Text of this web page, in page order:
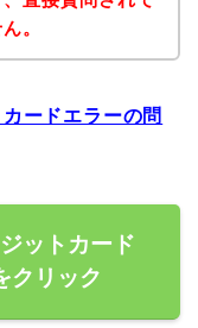
。
ードエラーの問
ットカード
クリック